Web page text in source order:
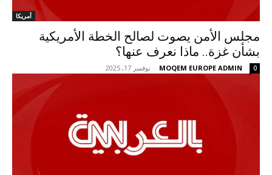
أمريكا
مجلس الأمن يصوت لصالح الخطة الأمريكية
بشأن غزة.. ماذا نعرف عنها؟
MOQEM EUROPE ADMIN
- نوفمبر 17, 2025 0